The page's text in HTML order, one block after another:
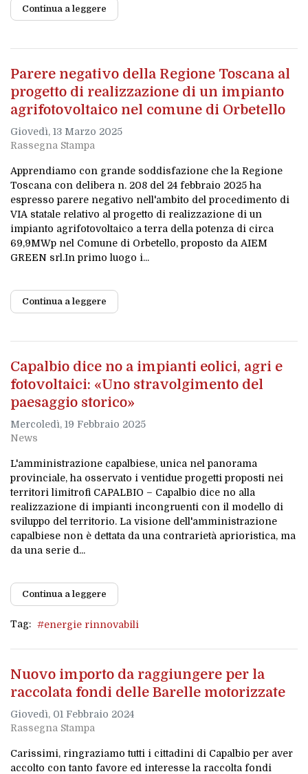
Continua a leggere
Parere negativo della Regione Toscana al
progetto di realizzazione di un impianto
agrifotovoltaico nel comune di Orbetello
Giovedì, 13 Marzo 2025
Rassegna Stampa
Apprendiamo con grande soddisfazione che la Regione
Toscana con delibera n. 208 del 24 febbraio 2025 ha
espresso parere negativo nell'ambito del procedimento di
VIA statale relativo al progetto di realizzazione di un
impianto agrifotovoltaico a terra della potenza di circa
69,9MWp nel Comune di Orbetello, proposto da AIEM
GREEN srl.In primo luogo i...
Continua a leggere
Capalbio dice no a impianti eolici, agri e
fotovoltaici: «Uno stravolgimento del
paesaggio storico»
Mercoledì, 19 Febbraio 2025
News
L'amministrazione capalbiese, unica nel panorama
provinciale, ha osservato i ventidue progetti proposti nei
territori limitrofi CAPALBIO – Capalbio dice no alla
realizzazione di impianti incongruenti con il modello di
sviluppo del territorio. La visione dell'amministrazione
capalbiese non è dettata da una contrarietà aprioristica, ma
da una serie d...
Continua a leggere
Tag: energie rinnovabili
Nuovo importo da raggiungere per la
raccolata fondi delle Barelle motorizzate
Giovedì, 01 Febbraio 2024
Rassegna Stampa
Carissimi, ringraziamo tutti i cittadini di Capalbio per aver
accolto con tanto favore ed interesse la raccolta fondi